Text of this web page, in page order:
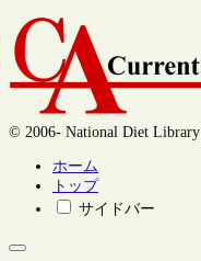
© 2006- National Diet Library
ホーム
トップ
サイドバー